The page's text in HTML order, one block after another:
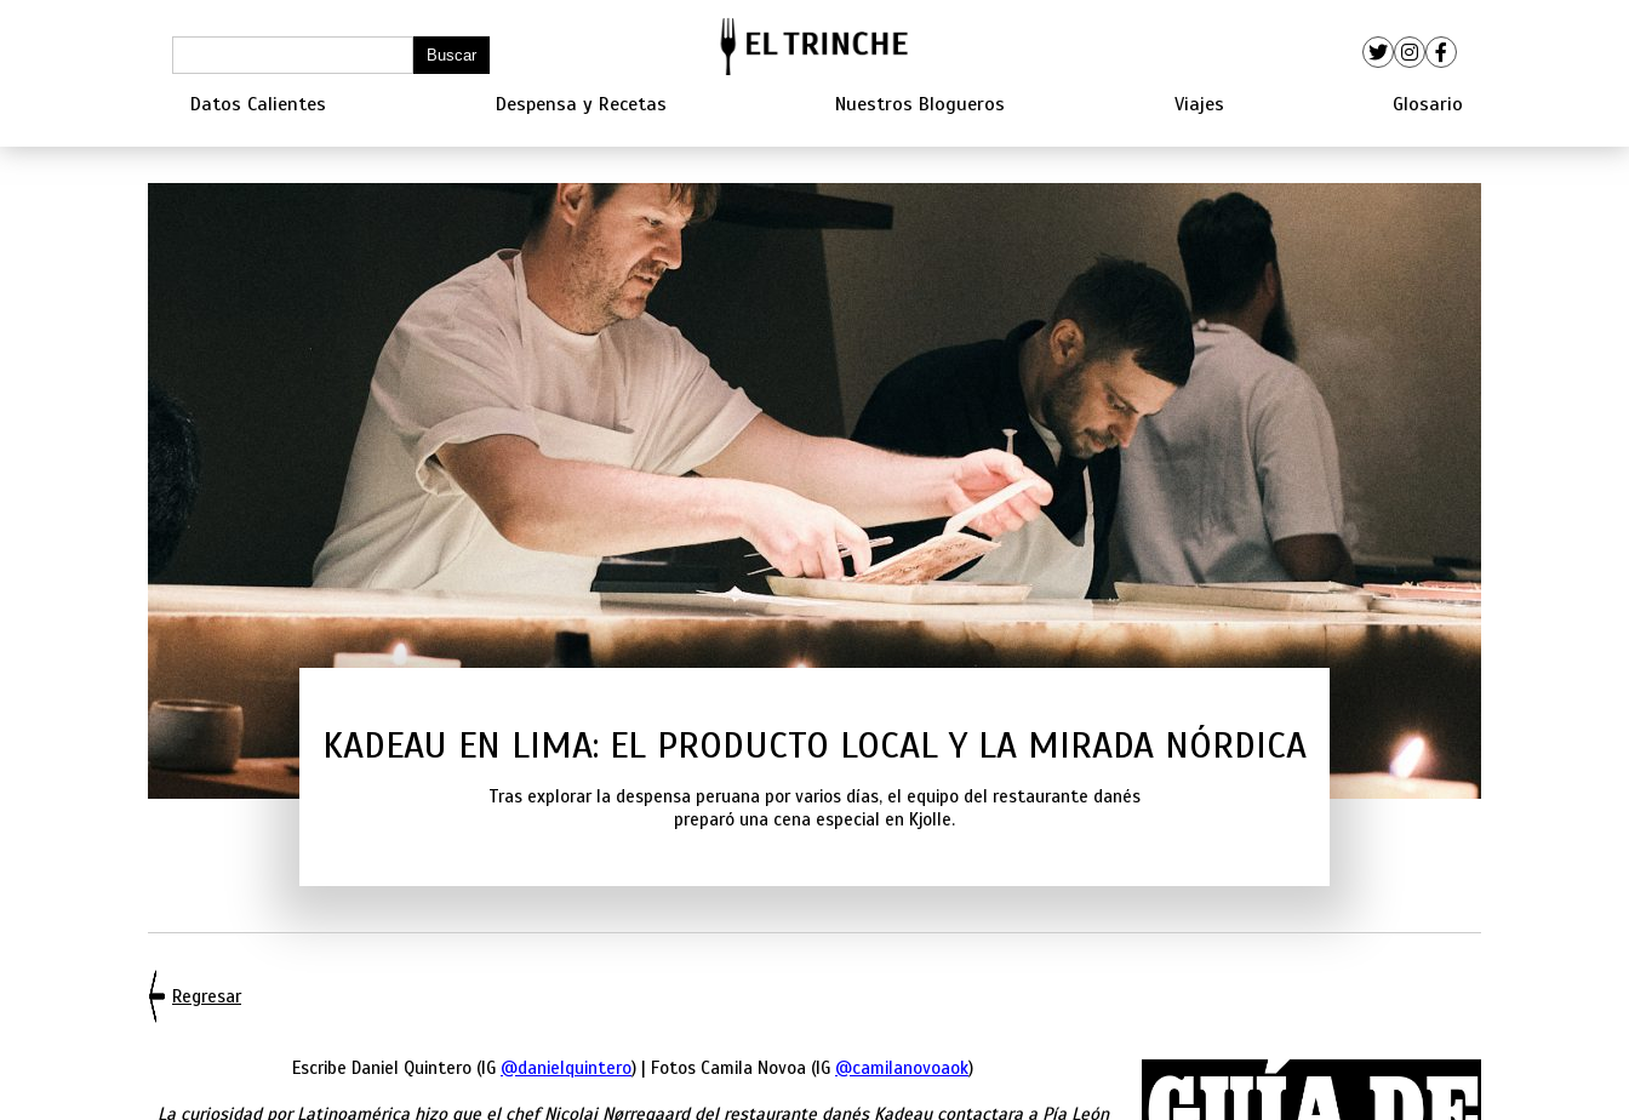
Datos Calientes Despensa y Recetas Nuestros Blogueros Viajes Glosario
KADEAU EN LIMA: EL PRODUCTO LOCAL Y LA MIRADA NÓRDICA
Tras explorar la despensa peruana por varios días, el equipo del restaurante danés
preparó una cena especial en Kjolle.
Regresar
Escribe Daniel Quintero (IG @danielquintero) | Fotos Camila Novoa (IG @camilanovoaok)
La curiosidad por Latinoamérica hizo que el chef Nicolai Nørregaard del restaurante danés Kadeau contactara a Pía León